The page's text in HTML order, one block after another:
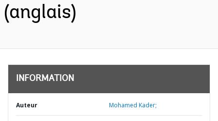
(anglais)
INFORMATION
Auteur Mohamed Kader;